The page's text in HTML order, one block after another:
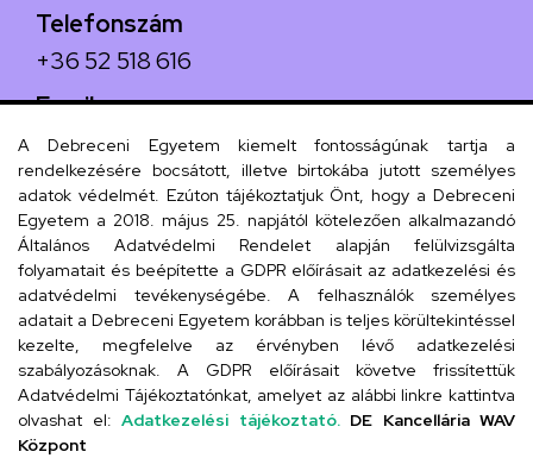
Telefonszám
+36 52 518 616
Email
iskola@kossuth-alt.unideb.hu
Cím
4024 Debrecen, Kossuth utca 33.
Szervezeti telefonkönyv
UD telefonkönyv
A Debreceni Egyetem kiemelt fontosságúnak tartja a
rendelkezésére bocsátott, illetve birtokába jutott személyes
adatok védelmét. Ezúton tájékoztatjuk Önt, hogy a Debreceni
Egyetem a 2018. május 25. napjától kötelezően alkalmazandó
Általános Adatvédelmi Rendelet alapján felülvizsgálta
folyamatait és beépítette a GDPR előírásait az adatkezelési és
adatvédelmi tevékenységébe. A felhasználók személyes
adatait a Debreceni Egyetem korábban is teljes körültekintéssel
kezelte, megfelelve az érvényben lévő adatkezelési
szabályozásoknak. A GDPR előírásait követve frissítettük
Adatvédelmi Tájékoztatónkat, amelyet az alábbi linkre kattintva
olvashat el: Adatkezelési tájékoztató. DE Kancellária WAV
Központ